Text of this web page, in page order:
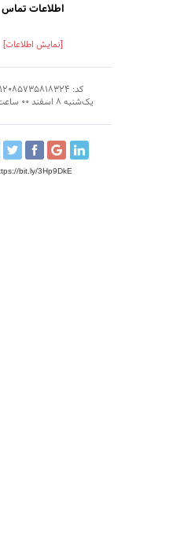
اطلاعات تماس
[نمایش اطلاعات]
کد: 140012085735818324
یک‌شنبه 8 اسفند 00 ساعت 12:45
bit.ly/3Hp9DkE